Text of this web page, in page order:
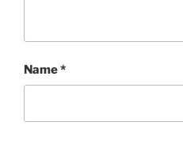
Name*